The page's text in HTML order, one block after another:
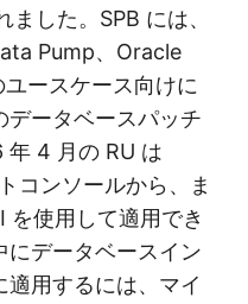
した。SPB には、
Pump、Oracle
ースケース向けに
データベースパッチ
年 4 月の RU は
コンソールから、ま
を使用して適用でき
にデータベースイン
用するには、マイ